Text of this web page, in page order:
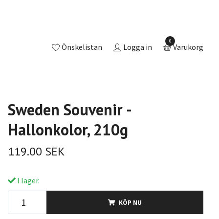
Önskelistan Logga in
0
Varukorg
Sweden Souvenir -
Hallonkolor, 210g
119.00 SEK
I lager.
KÖP NU